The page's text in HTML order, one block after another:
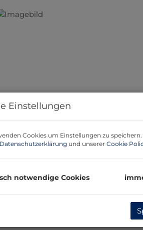
Einstellungen
Cookies um Einstellungen zu
Datenschutzerklärung und unserer Cookie
notwendige Cookies